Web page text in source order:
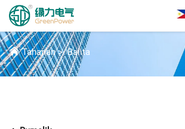
Mga Produkto
BALITA
Tahanan>Balita